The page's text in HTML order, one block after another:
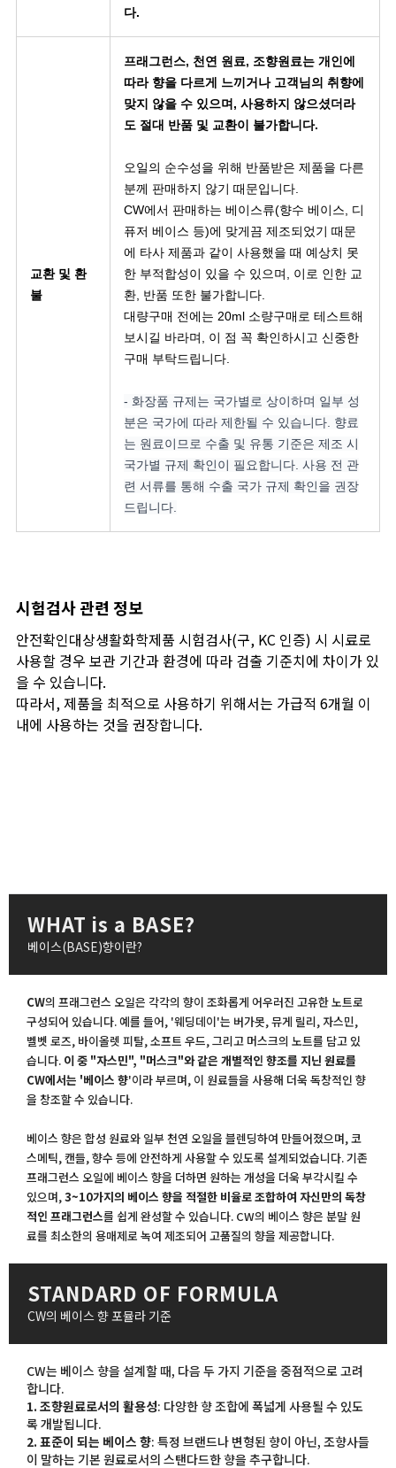
다.
교환 및 환
불
프래그런스, 천연 원료, 조향원료는 개인에
따라 향을 다르게 느끼거나 고객님의 취향에
맞지 않을 수 있으며, 사용하지 않으셨더라
도 절대 반품 및 교환이 불가합니다.
오일의 순수성을 위해 반품받은 제품을 다른
분께 판매하지 않기 때문입니다.
CW에서 판매하는 베이스류(향수 베이스, 디
퓨저 베이스 등)에 맞게끔 제조되었기 때문
에 타사 제품과 같이 사용했을 때 예상치 못
한 부적합성이 있을 수 있으며, 이로 인한 교
환, 반품 또한 불가합니다.
대량구매 전에는 20ml 소량구매로 테스트해
보시길 바라며, 이 점 꼭 확인하시고 신중한
구매 부탁드립니다.
- 화장품 규제는 국가별로 상이하며 일부 성
분은 국가에 따라 제한될 수 있습니다. 향료
는 원료이므로 수출 및 유통 기준은 제조 시
국가별 규제 확인이 필요합니다. 사용 전 관
련 서류를 통해 수출 국가 규제 확인을 권장
드립니다.
시험검사 관련 정보
안전확인대상생활화학제품 시험검사(구, KC 인증) 시 시료로
사용할 경우 보관 기간과 환경에 따라 검출 기준치에 차이가 있
을 수 있습니다.
따라서, 제품을 최적으로 사용하기 위해서는 가급적 6개월 이
내에 사용하는 것을 권장합니다.
WHAT is a BASE?
베이스(BASE)향이란?
CW의 프래그런스 오일은 각각의 향이 조화롭게 어우러진 고유한 노트로
구성되어 있습니다. 예를 들어, '웨딩데이'는 버가못, 뮤게 릴리, 자스민,
벨벳 로즈, 바이올렛 피탈, 소프트 우드, 그리고 머스크의 노트를 담고 있
습니다. 이 중 "자스민", "머스크"와 같은 개별적인 향조를 지닌 원료를
CW에서는 '베이스 향'이라 부르며, 이 원료들을 사용해 더욱 독창적인 향
을 창조할 수 있습니다.
베이스 향은 합성 원료와 일부 천연 오일을 블렌딩하여 만들어졌으며, 코
스메틱, 캔들, 향수 등에 안전하게 사용할 수 있도록 설계되었습니다. 기존
프래그런스 오일에 베이스 향을 더하면 원하는 개성을 더욱 부각시킬 수
있으며,3~10가지의 베이스 향을 적절한 비율로 조합하여 자신만의 독창
적인 프래그런스를 쉽게 완성할 수 있습니다. CW의 베이스 향은 분말 원
료를 최소한의 용매제로 녹여 제조되어 고품질의 향을 제공합니다.
STANDARD OF FORMULA
CW의 베이스 향 포뮬라 기준
CW는 베이스 향을 설계할 때, 다음 두 가지 기준을 중점적으로 고려
합니다.
1. 조향원료로서의 활용성: 다양한 향 조합에 폭넓게 사용될 수 있도
록 개발됩니다.
2. 표준이 되는 베이스 향: 특정 브랜드나 변형된 향이 아닌, 조향사들
이 말하는 기본 원료로서의 스탠다드한 향을 추구합니다.